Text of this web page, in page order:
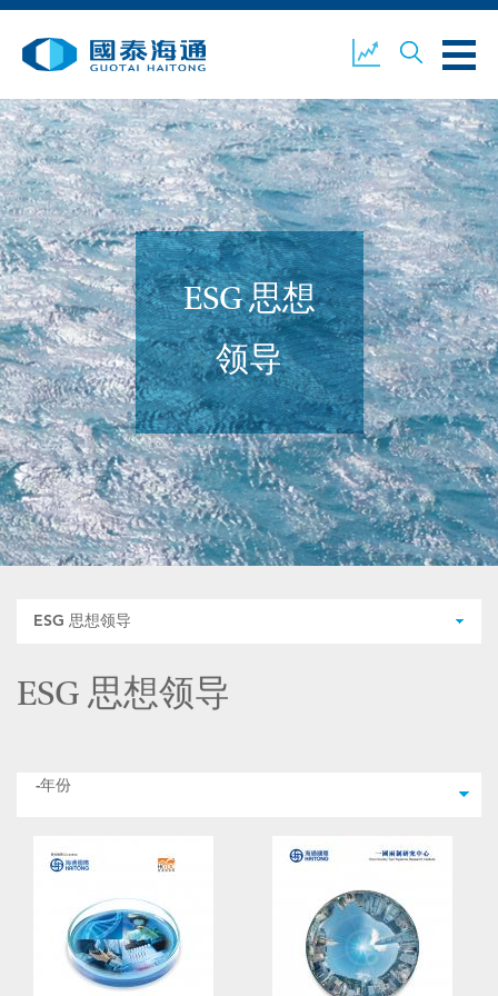
关于我们 业务概览 公司新闻
环境、社会及企业管治 国泰海通证券 联络我们
开设户口 客户登入
ESG 思想
领导
ESG 思想领导
ESG 思想领导